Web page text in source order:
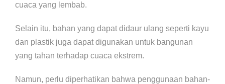
cuaca yang lembab.
Selain itu, bahan yang dapat didaur ulang seperti kayu
dan plastik juga dapat digunakan untuk bangunan
yang tahan terhadap cuaca ekstrem.
Namun, perlu diperhatikan bahwa penggunaan bahan-